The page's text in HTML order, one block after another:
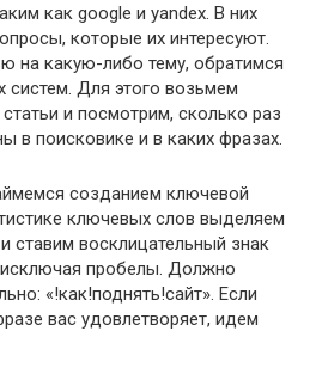
как google и yandex. В них
которые их интересуют.
на какую-либо тему, обратимся
систем. Для этого возьмем
и посмотрим, сколько раз
в поисковике и в каких фразах.
созданием ключевой
ключевых слов выделяем
ставим восклицательный знак
пробелы. Должно
«!как!поднять!сайт». Если
вас удовлетворяет, идем